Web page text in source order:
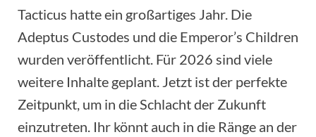
Tacticus hatte ein großartiges Jahr. Die
Adeptus Custodes und die Emperor’s Children
wurden veröffentlicht. Für 2026 sind viele
weitere Inhalte geplant. Jetzt ist der perfekte
Zeitpunkt, um in die Schlacht der Zukunft
einzutreten. Ihr könnt auch in die Ränge an der